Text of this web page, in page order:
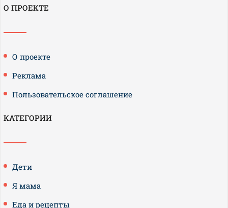
О ПРОЕКТЕ
О проекте
Реклама
Пользовательское соглашение
КАТЕГОРИИ
Дети
Я мама
Еда и рецепты